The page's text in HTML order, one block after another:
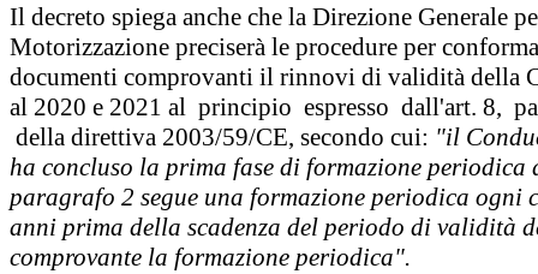
Il decreto spiega anche che la Direzione Generale
Motorizzazione preciserà le procedure per
documenti comprovanti il rinnovi di validità della
al 2020 e 2021 al principio espresso dall'art. 8,
della direttiva 2003/59/CE, secondo cui: "il
ha concluso la prima fase di formazione periodica
paragrafo 2 segue una formazione periodica ogni
anni prima della scadenza del periodo di validità
comprovante la formazione periodica".